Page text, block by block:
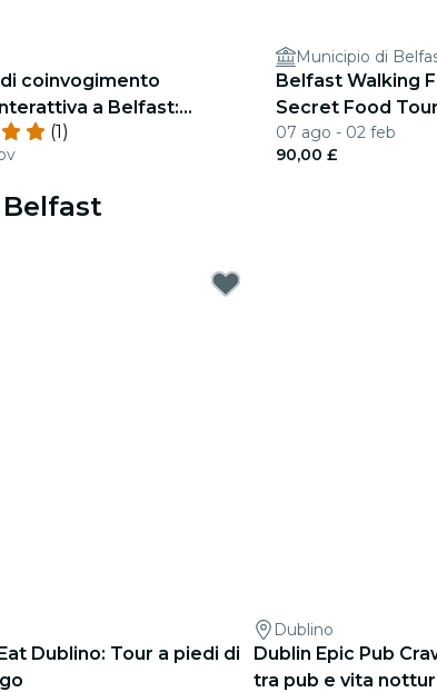
coinvogimento
a Belfast:
(1)
Municipio di
Belfast Walking
Secret Food
07 ago - 02 feb
90,00 £
Dublino: Tour a piedi di
Dublino
Dublin Epic Pub
tra pub e vita